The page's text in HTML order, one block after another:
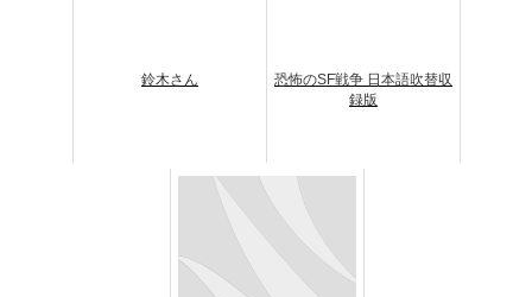
鈴木さん
恐怖のSF戦争 日本語吹替収
録版